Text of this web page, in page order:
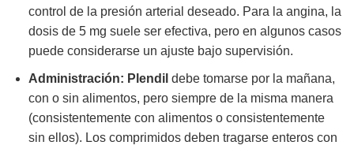
control de la presión arterial deseado. Para la angina, la
dosis de 5 mg suele ser efectiva, pero en algunos casos
puede considerarse un ajuste bajo supervisión.
Administración: Plendil debe tomarse por la mañana,
con o sin alimentos, pero siempre de la misma manera
(consistentemente con alimentos o consistentemente
sin ellos). Los comprimidos deben tragarse enteros con